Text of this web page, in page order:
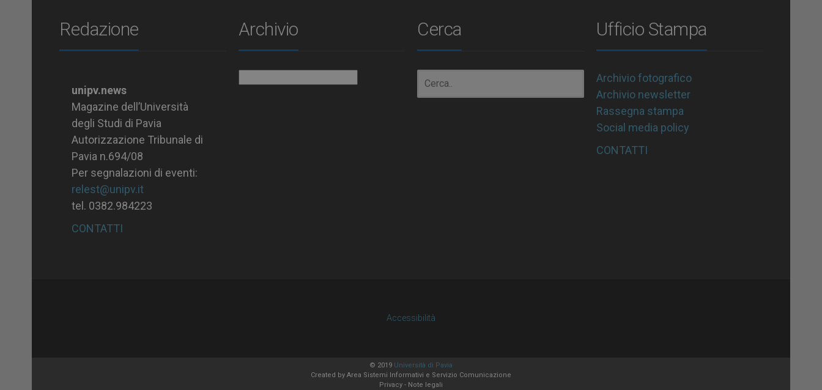
Redazione
unipv.news
Magazine dell’Università
degli Studi di Pavia
Autorizzazione Tribunale di
Pavia n.694/08
Per segnalazioni di eventi:
relest@unipv.it
tel. 0382.984223
CONTATTI
Archivio Cerca Ufficio Stampa
Archivio fotografico
Archivio newsletter
Rassegna stampa
Social media policy
CONTATTI
Accessibilità
© 2019 Università di Pavia
Created by Area Sistemi Informativi e Servizio Comunicazione
Privacy - Note legali